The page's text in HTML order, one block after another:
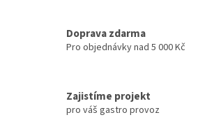
i
s
Doprava zdarma
Pro objednávky nad 5 000 Kč
Zajistíme projekt
pro váš gastro provoz